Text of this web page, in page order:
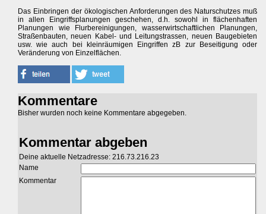
Das Einbringen der ökologischen Anforderungen des Naturschutzes muß
in allen Eingriffsplanungen geschehen, d.h. sowohl in flächenhaften
Planungen wie Flurbereinigungen, wasserwirtschaftlichen Planungen,
Straßenbauten, neuen Kabel- und Leitungstrassen, neuen Baugebieten
usw. wie auch bei kleinräumigen Eingriffen zB zur Beseitigung oder
Veränderung von Einzelflächen.
Kommentare
Bisher wurden noch keine Kommentare abgegeben.
Kommentar abgeben
Deine aktuelle Netzadresse: 216.73.216.23
Name
Kommentar